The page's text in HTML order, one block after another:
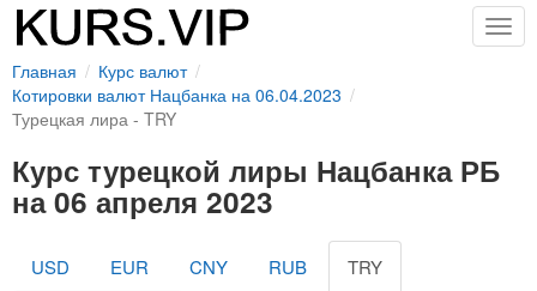
Главная
Курс валют
Котировки валют Нацбанка на 06.04.2023
Турецкая лира - TRY
Курс турецкой лиры Нацбанка РБ
на 06 апреля 2023
USD EUR CNY RUB TRY